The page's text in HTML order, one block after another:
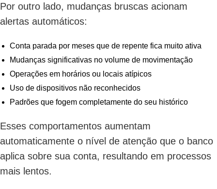
Por outro lado, mudanças bruscas acionam
alertas automáticos:
Conta parada por meses que de repente fica muito ativa
Mudanças significativas no volume de movimentação
Operações em horários ou locais atípicos
Uso de dispositivos não reconhecidos
Padrões que fogem completamente do seu histórico
Esses comportamentos aumentam
automaticamente o nível de atenção que o banco
aplica sobre sua conta, resultando em processos
mais lentos.